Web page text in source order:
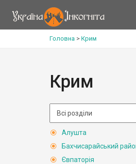
Головна > Крим
Крим
Алушта
Бахчисарайський
Євпаторія